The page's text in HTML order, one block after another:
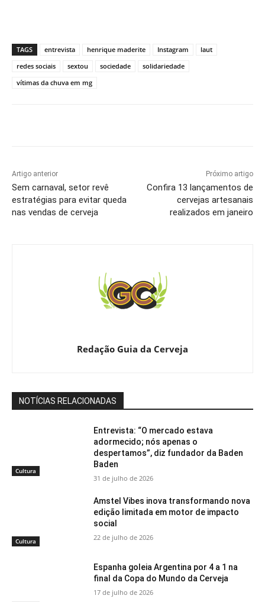
TAGS entrevista henrique maderite Instagram
laut
redes sociais
sextou sociedade
solidariedade
vítimas da chuva em mg
Artigo anterior
Sem carnaval, setor revê
estratégias para evitar queda
nas vendas de cerveja
Próximo artigo
Confira 13 lançamentos de
cervejas artesanais
realizados em janeiro
Redação Guia da Cerveja
NOTÍCIAS RELACIONADAS
Cultura
Entrevista: “O mercado estava
adormecido; nós apenas o
despertamos”, diz fundador da Baden
Baden
31 de julho de 2026
Cultura
Amstel Vibes inova transformando nova
edição limitada em motor de impacto
social
22 de julho de 2026
Espanha goleia Argentina por 4 a 1 na
final da Copa do Mundo da Cerveja
17 de julho de 2026